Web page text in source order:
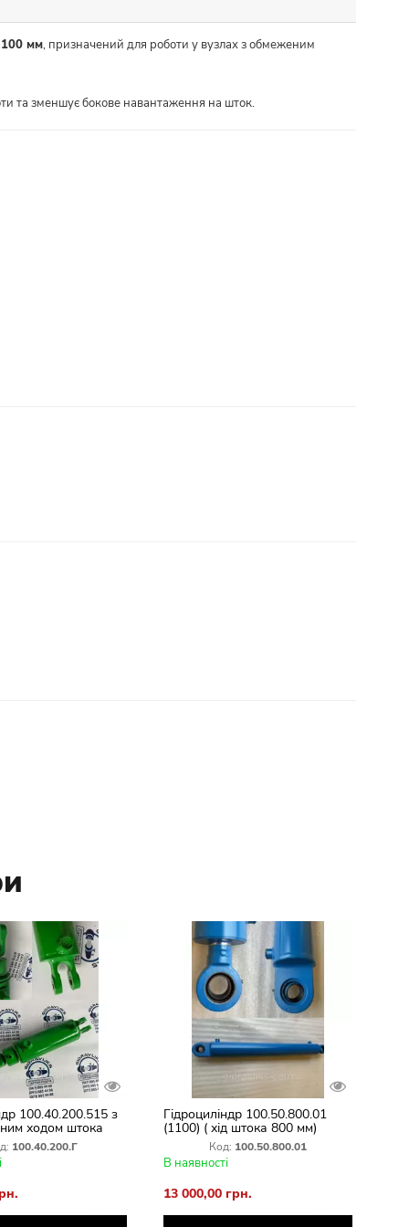
100 мм, призначений для роботи у вузлах з обмеженим
та зменшує бокове навантаження на шток.
100.40.200.515 з
ходом штока
100.40.200.Г
Гідроциліндр 100.50.800.01
(1100) ( хід штока 800 мм)
Код: 100.50.800.01
В наявності
13 000,00 грн.